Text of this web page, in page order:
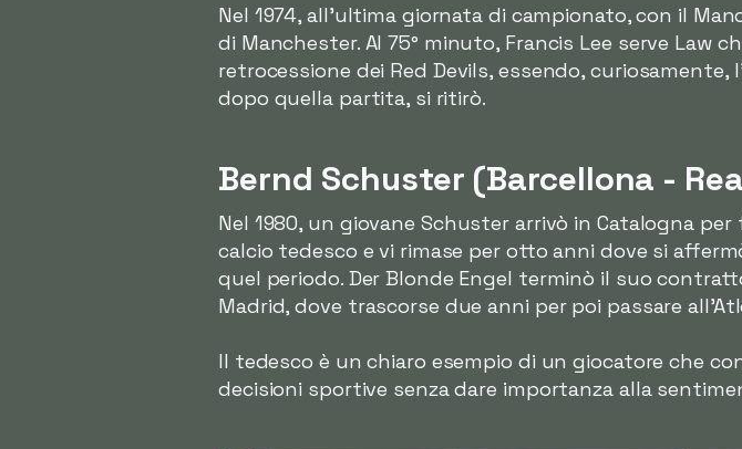
Nel 1974, all'ultima giornata di campionato, con il
di Manchester. Al 75° minuto, Francis Lee serve
retrocessione dei Red Devils, essendo,
dopo quella partita, si ritirò.
Bernd Schuster (Barcellona -
Nel 1980, un giovane Schuster arrivò in Catalogna per
calcio tedesco e vi rimase per otto anni dove si
quel periodo. Der Blonde Engel terminò il suo
Madrid, dove trascorse due anni per poi passare
Il tedesco è un chiaro esempio di un giocatore che
decisioni sportive senza dare importanza alla